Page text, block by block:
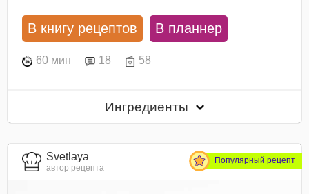
В книгу рецептов В планнер
60 мин 18 58
Ингредиенты
Svetlaya
автор рецепта
Популярный рецепт